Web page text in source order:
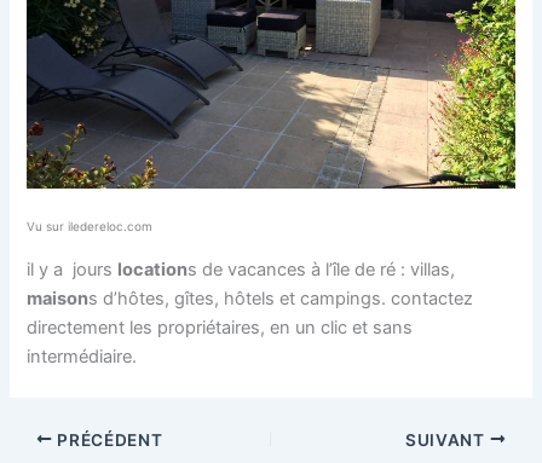
Vu sur iledereloc.com
il y a jours locations de vacances à l’île de ré : villas,
maisons d’hôtes, gîtes, hôtels et campings. contactez
directement les propriétaires, en un clic et sans
intermédiaire.
PRÉCÉDENT SUIVANT